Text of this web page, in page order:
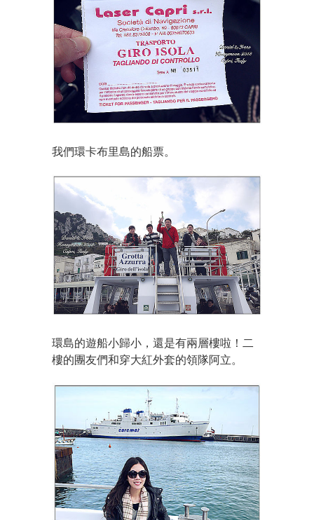
我們環卡布里島的船票。
環島的遊船小歸小，還是有兩層樓啦！二
樓的團友們和穿大紅外套的領隊阿立。